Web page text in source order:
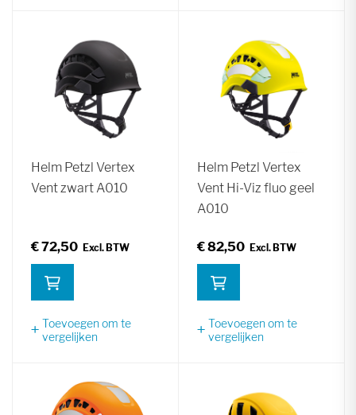
Helm Petzl Vertex
Vent zwart A010
€ 72,50
Toevoegen om te
vergelijken
Helm Petzl Vertex
Vent Hi-Viz fluo geel
A010
€ 82,50
Toevoegen om te
vergelijken